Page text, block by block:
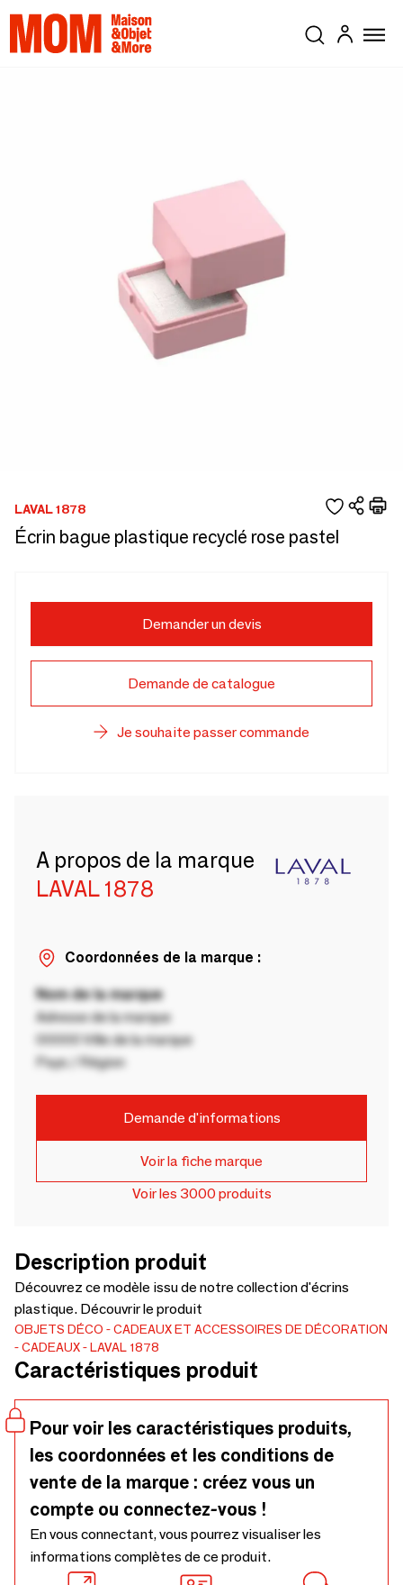
LAVAL 1878
Écrin bague plastique recyclé rose pastel
Demander un devis
Demande de catalogue
Je souhaite passer commande
A propos de la marque
LAVAL 1878
Coordonnées de la marque :
Nom de la marque
Adresse de la marque
00000 Ville de la marque
Pays / Région
Demande d'informations
Voir la fiche marque
Voir les 3000 produits
Description produit
Découvrez ce modèle issu de notre collection d'écrins
plastique. Découvrir le produit
OBJETS DÉCO
CADEAUX ET ACCESSOIRES DE DÉCORATION
CADEAUX
LAVAL 1878
Caractéristiques produit
Pour voir les caractéristiques produits,
les coordonnées et les conditions de
vente de la marque : créez vous un
compte ou connectez-vous !
En vous connectant, vous pourrez visualiser les
informations complètes de ce produit.